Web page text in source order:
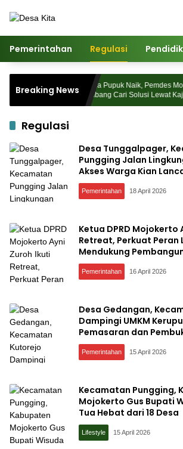
Pemerintahan Regulasi
Breaking NewsHarga Pupuk Naik, Pemdes
Jombang Cari Solusi Lewat Kajian
Regulasi
Desa Tunggalpager,
Pungging Jalan
Akses Warga Kian
Pemerintahan 18 April 2026
Ketua DPRD Mojokerto
Retreat, Perkuat Peran
Mendukung
Pemerintahan 16 April 2026
Desa Gedangan,
Dampingi UMKM
Pemasaran dan
Pemerintahan 15 April 2026
Kecamatan Pungging,
Mojokerto Gus Bupati Wisuda 348 Orang
Tua Hebat dari 18 Desa
Lifestyle 15 April 2026